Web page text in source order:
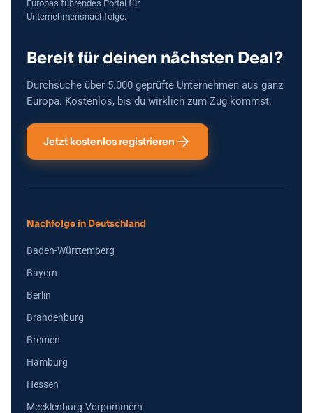
Europas führendes Portal für
Unternehmensnachfolge.
Bereit für deinen nächsten Deal?
Durchsuche über 5.000 geprüfte Unternehmen aus ganz
Europa. Kostenlos, bis du wirklich zum Zug kommst.
Jetzt kostenlos registrieren
Nachfolge in Deutschland
Baden-Württemberg
Bayern
Berlin
Brandenburg
Bremen
Hamburg
Hessen
Mecklenburg-Vorpommern